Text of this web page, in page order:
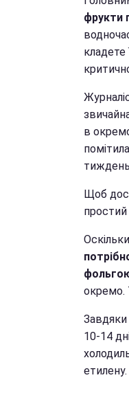
фрукти
кладете
в
Щоб
окремо.
Завдяки
10-14
етилену.